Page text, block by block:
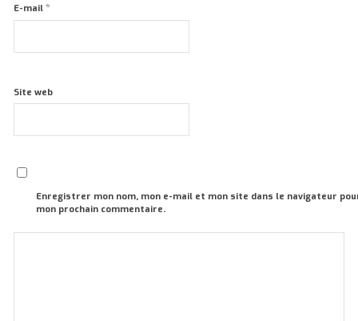
E-mail *
Site web
Enregistrer mon nom, mon e-mail et mon site dans le navigateur
mon prochain commentaire.